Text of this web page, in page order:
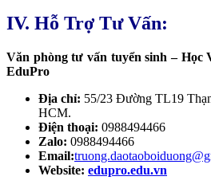
IV. Hỗ Trợ Tư Vấn:
Văn phòng tư vấn tuyển sinh – Học
EduPro
Địa chỉ: 55/23 Đường TL19
HCM.
Điện thoại: 0988494466
Zalo: 0988494466
Email:
Website: edupro.edu.vn